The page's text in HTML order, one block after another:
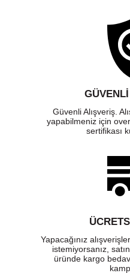
Güvenli Alışveriş.
yapabilmeniz için
sertifikası
Yapacağınız
istemiyorsanız,
üründe kargo